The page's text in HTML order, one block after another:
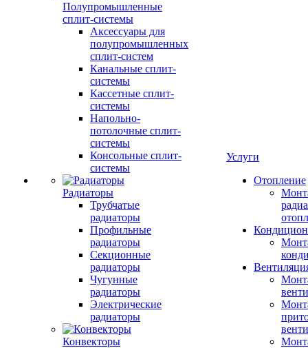
Полупромышленные
сплит-системы
Аксессуары для
полупромышленных
сплит-систем
Канальные сплит-
системы
Кассетные сплит-
системы
Напольно-
потолочные сплит-
системы
Консольные сплит-
системы
Радиаторы
Трубчатые
радиаторы
Профильные
радиаторы
Секционные
радиаторы
Чугунные
радиаторы
Электрические
радиаторы
Конвекторы
Услуги
Отопление